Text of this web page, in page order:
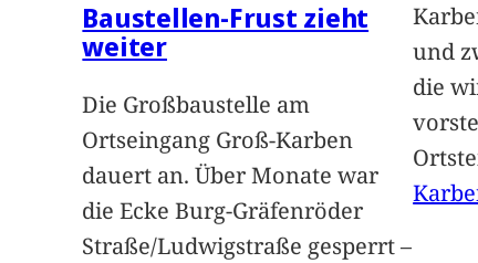
Baustellen-Frust zieht
weiter
Die Großbaustelle am
Ortseingang Groß-Karben
dauert an. Über Monate war
die Ecke Burg-Gräfenröder
Straße/Ludwigstraße gesperrt –
und
die